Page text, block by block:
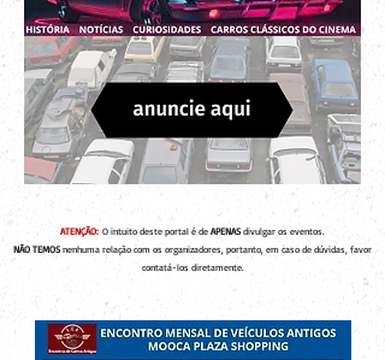
ATENÇÃO: O intuito deste portal é de APENAS divulgar os eventos.
NÃO TEMOSnenhuma relação com os organizadores, portanto, em caso de dúvidas, favor
contatá-los diretamente.